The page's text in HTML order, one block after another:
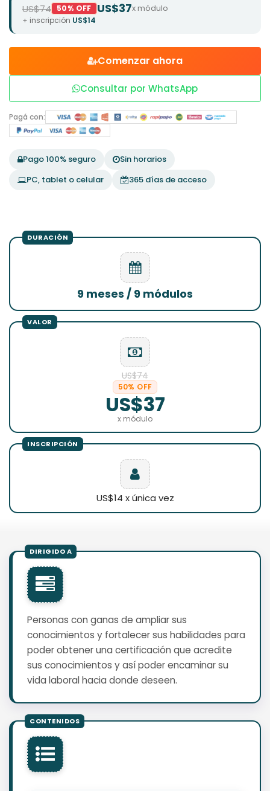
US$74 50% OFF US$37x módulo
+ inscripción US$14
Comenzar ahora
Consultar por WhatsApp
Pagá con:
Pago 100% seguro
Sin horarios
PC, tablet o celular
365 días de acceso
9 meses / 9 módulos
US$74
50% OFF
US$37
x módulo
US$14 x única vez
Personas con ganas de ampliar sus
conocimientos y fortalecer sus habilidades para
poder obtener una certificación que acredite
sus conocimientos y así poder encaminar su
vida laboral hacia donde deseen.